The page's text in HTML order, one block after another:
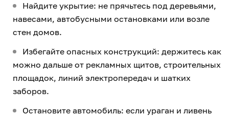
Найдите укрытие: не прячьтесь под деревьями,
навесами, автобусными остановками или возле
стен домов.
Избегайте опасных конструкций: держитесь как
можно дальше от рекламных щитов, строительных
площадок, линий электропередач и шатких
заборов.
Остановите автомобиль: если ураган и ливень